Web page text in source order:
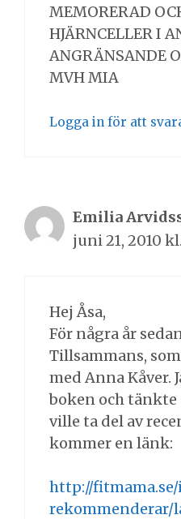
MEMORERAD
HJÄRNCELLER I
ANGRÄNSANDE
MVH MIA
Logga in för att
Emilia
juni 21, 2010
Hej Åsa,
För några år
Tillsammans,
med Anna Kåver.
boken och
ville ta del av
kommer en länk:
http://
rekommenderar/